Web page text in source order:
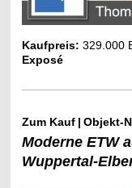
Kaufpreis: 329.000
Exposé
Zum Kauf | Objekt-
Moderne ETW
Wuppertal-